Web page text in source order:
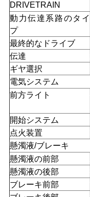
引
用
を
要
求
し
な
さ
い
DRIVETRAIN
動力伝達系路のタイ
プ
最終的なドライブ
伝達
ギヤ選択
電気システム
前方ライト
開始システム
点火装置
懸濁液/ブレーキ
懸濁液の前部
懸濁液の後部
ブレーキ前部